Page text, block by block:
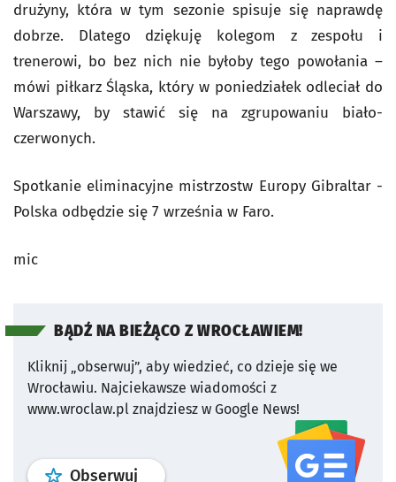
drużyny, która w tym sezonie spisuje się naprawdę
dobrze. Dlatego dziękuję kolegom z zespołu i
trenerowi, bo bez nich nie byłoby tego powołania –
mówi piłkarz Śląska, który w poniedziałek odleciał do
Warszawy, by stawić się na zgrupowaniu biało-
czerwonych.
Spotkanie eliminacyjne mistrzostw Europy Gibraltar -
Polska odbędzie się 7 września w Faro.
mic
BĄDŹ NA BIEŻĄCO Z WROCŁAWIEM!
Kliknij „obserwuj”, aby wiedzieć, co dzieje się we
Wrocławiu. Najciekawsze wiadomości z
www.wroclaw.pl znajdziesz w Google News!
Obserwuj profil serwisu